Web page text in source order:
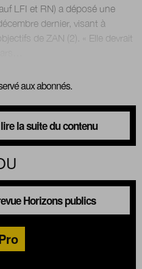
LFI et RN) a déposé une
dernier, visant à
de ZAN (2). « Elle devrait
aux abonnés.
la suite du contenu
Horizons publics